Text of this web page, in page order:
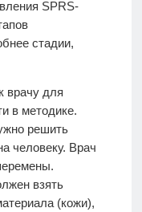
SPRS-
стадии,
врачу для
в методике.
решить
человеку. Врач
взять
(кожи),